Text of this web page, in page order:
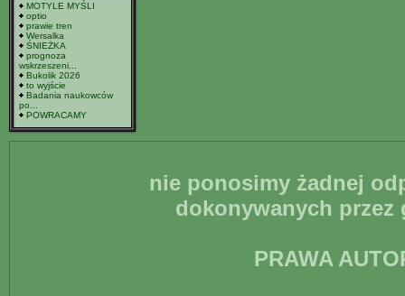
MOTYLE MYŚLI
optio
prawie tren
Wersalka
ŚNIEŻKA
prognoza
wskrzeszeni...
Bukolik 2026
to wyjście
Badania naukowców
po...
POWRACAMY
nie ponosimy żadnej
dokonywanych
PRAWA